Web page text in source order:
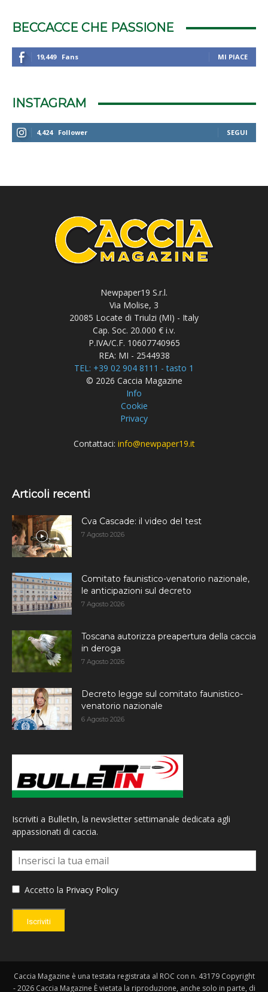
BECCACCE CHE PASSIONE
19,449 Fans MI PIACE
INSTAGRAM
4,424 Follower SEGUI
Newpaper19 S.r.l.
Via Molise, 3
20085 Locate di Triulzi (MI) - Italy
Cap. Soc. 20.000 € i.v.
P.IVA/C.F. 10607740965
REA: MI - 2544938
TEL: +39 02 904 8111 - tasto 1
© 2026 Caccia Magazine
Info
Cookie
Privacy
Contattaci: info@newpaper19.it
Articoli recenti
Cva Cascade: il video del test
7 Agosto 2026
Comitato faunistico-venatorio nazionale,
le anticipazioni sul decreto
7 Agosto 2026
Toscana autorizza preapertura della caccia
in deroga
7 Agosto 2026
Decreto legge sul comitato faunistico-
venatorio nazionale
6 Agosto 2026
Iscriviti a BulletIn, la newsletter settimanale dedicata agli
appassionati di caccia.
Accetto la Privacy Policy
Iscriviti
Caccia Magazine è una testata registrata al ROC con n. 43179 Copyright
- 2026 Caccia Magazine È vietata la riproduzione, anche solo in parte, di